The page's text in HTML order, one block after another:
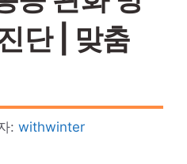
단 | 맞춤
: withwinter